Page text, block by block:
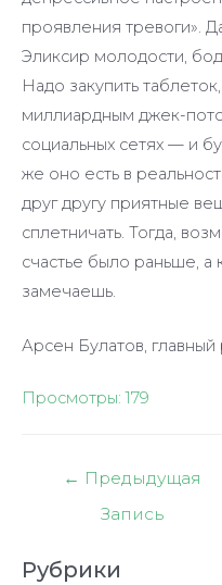
проявления тревоги».
Эликсир молодости,
Надо закупить
миллиардным джек-
социальных сетях — и
же оно есть в
друг другу приятные
сплетничать. Тогда,
счастье было раньше, а
замечаешь.
Арсен Булатов, главный
Просмотры: 179
Навигация
← Предыдущая
Запись
Рубрики